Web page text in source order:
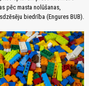
pēc masta nolūšanas,
biedrība (Engures BUB).